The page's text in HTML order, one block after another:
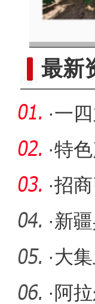
最新
·一
护航
·特
·招
·新
化传
·大
· 阿